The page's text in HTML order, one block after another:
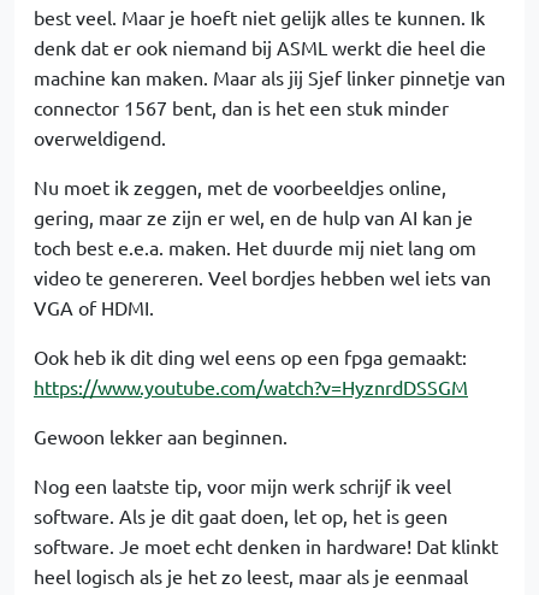
best veel. Maar je hoeft niet gelijk alles te kunnen. Ik
denk dat er ook niemand bij ASML werkt die heel die
machine kan maken. Maar als jij Sjef linker pinnetje van
connector 1567 bent, dan is het een stuk minder
overweldigend.
Nu moet ik zeggen, met de voorbeeldjes online,
gering, maar ze zijn er wel, en de hulp van AI kan je
toch best e.e.a. maken. Het duurde mij niet lang om
video te genereren. Veel bordjes hebben wel iets van
VGA of HDMI.
Ook heb ik dit ding wel eens op een fpga gemaakt:
https://www.youtube.com/watch?v=HyznrdDSSGM
Gewoon lekker aan beginnen.
Nog een laatste tip, voor mijn werk schrijf ik veel
software. Als je dit gaat doen, let op, het is geen
software. Je moet echt denken in hardware! Dat klinkt
heel logisch als je het zo leest, maar als je eenmaal